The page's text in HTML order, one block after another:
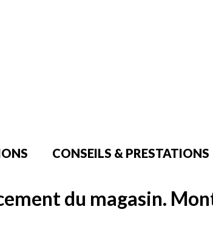
CONSEILS & PRESTATIONS
du magasin.